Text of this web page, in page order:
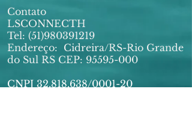
Contato
LSCONNECTH
Tel: (51)980391219
Endereço: Cidreira/RS-Rio Grande
do Sul RS CEP: 95595-000
CNPJ 32.818.638/0001-20